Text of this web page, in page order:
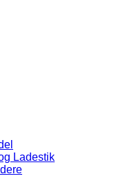
Ladestik